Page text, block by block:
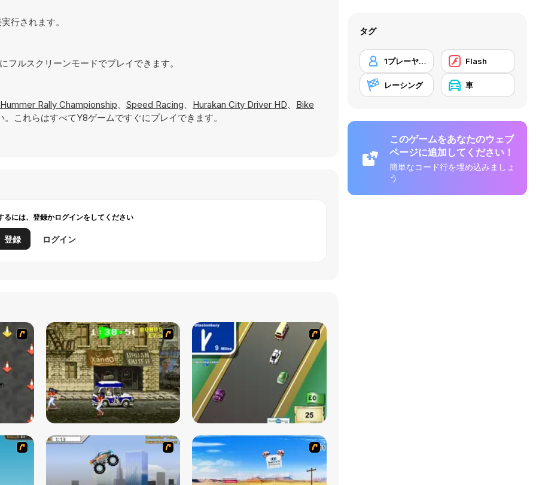
行されます。
ルスクリーンモードでプレイできます。
Hummer Rally Championship、 Speed Racing、 Hurakan City Driver HD、 Bike
これらはすべてY8ゲームですぐにプレイできます。
るには、登録かログインをしてください
登録 ログイン
タグ
1プレーヤー Flash
レーシング 車
このゲームをあなたのウェブ
ページに追加してください！
簡単なコード行を埋め込みましょ
う